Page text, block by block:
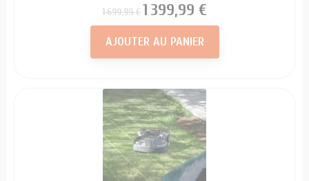
Prix
1 699,99 €Prix
1 399,99 €
AJOUTER AU PANIER